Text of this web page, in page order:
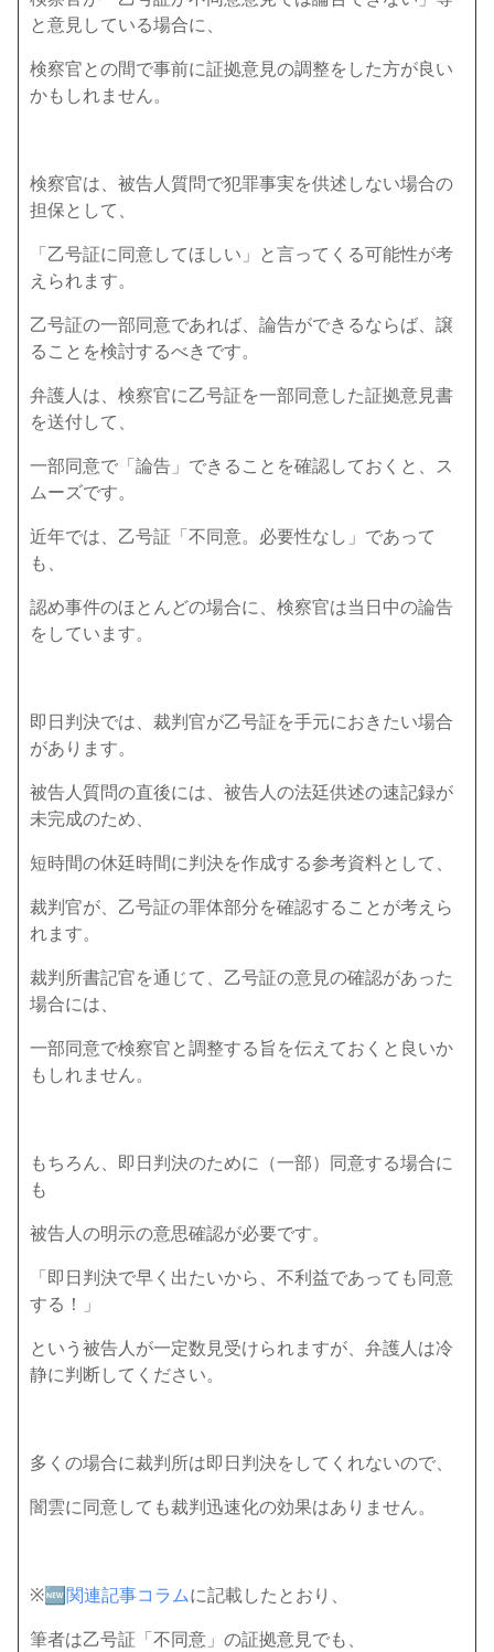
と意見している場合に、
検察官との間で事前に証拠意見の調整をした方が良い
かもしれません。
検察官は、被告人質問で犯罪事実を供述しない場合の
担保として、
「乙号証に同意してほしい」と言ってくる可能性が考
えられます。
乙号証の一部同意であれば、論告ができるならば、譲
ることを検討するべきです。
弁護人は、検察官に乙号証を一部同意した証拠意見書
を送付して、
一部同意で「論告」できることを確認しておくと、ス
ムーズです。
近年では、乙号証「不同意。必要性なし」であって
も、
認め事件のほとんどの場合に、検察官は当日中の論告
をしています。
即日判決では、裁判官が乙号証を手元におきたい場合
があります。
被告人質問の直後には、被告人の法廷供述の速記録が
未完成のため、
短時間の休廷時間に判決を作成する参考資料として、
裁判官が、乙号証の罪体部分を確認することが考えら
れます。
裁判所書記官を通じて、乙号証の意見の確認があった
場合には、
一部同意で検察官と調整する旨を伝えておくと良いか
もしれません。
もちろん、即日判決のために（一部）同意する場合に
も
被告人の明示の意思確認が必要です。
「即日判決で早く出たいから、不利益であっても同意
する！」
という被告人が一定数見受けられますが、弁護人は冷
静に判断してください。
多くの場合に裁判所は即日判決をしてくれないので、
闇雲に同意しても裁判迅速化の効果はありません。
※🆕関連記事コラムに記載したとおり、
筆者は乙号証「不同意」の証拠意見でも、